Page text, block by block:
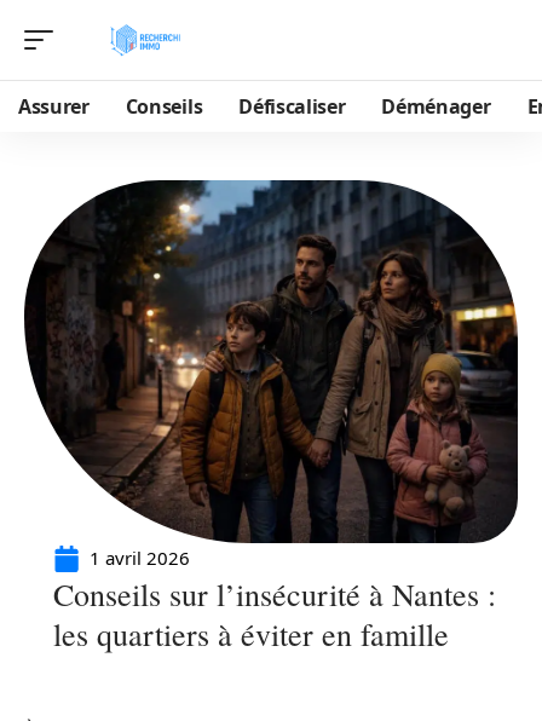
Assurer Conseils Défiscaliser Déménager
1 avril 2026
Conseils sur l’insécurité à Nantes :
les quartiers à éviter en famille